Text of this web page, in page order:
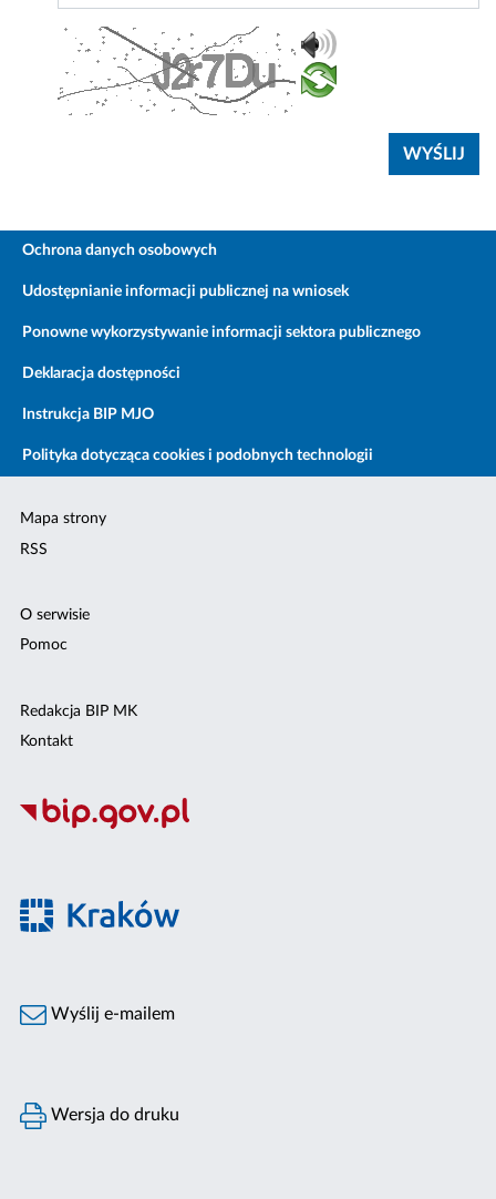
Ochrona danych osobowych
Udostępnianie informacji publicznej na wniosek
Ponowne wykorzystywanie informacji sektora publicznego
Deklaracja dostępności
Instrukcja BIP MJO
Polityka dotycząca cookies i podobnych technologii
Mapa strony
RSS
O serwisie
Pomoc
Redakcja BIP MK
Kontakt
Wyślij e-mailem
Wersja do druku